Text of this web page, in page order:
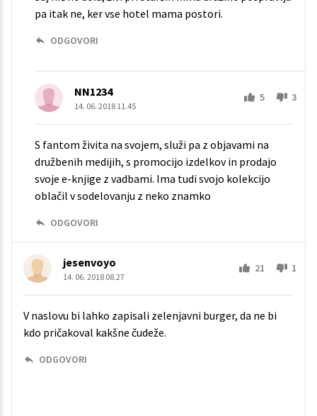
pa itak ne, ker vse hotel mama postori.
ODGOVORI
NN1234
14. 06. 2018 11.45
5 3
S fantom živita na svojem, služi pa z objavami na
družbenih medijih, s promocijo izdelkov in prodajo
svoje e-knjige z vadbami. Ima tudi svojo kolekcijo
oblačil v sodelovanju z neko znamko
ODGOVORI
jesenvoyo
14. 06. 2018 08.27
21 1
V naslovu bi lahko zapisali zelenjavni burger, da ne bi
kdo pričakoval kakšne čudeže.
ODGOVORI